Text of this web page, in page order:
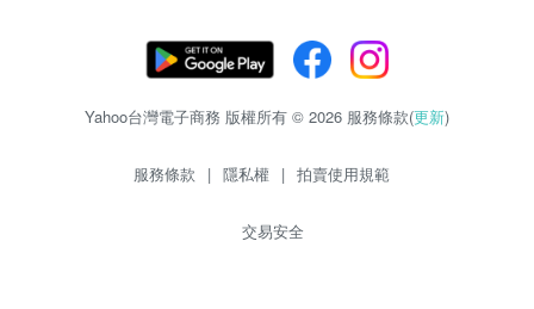
Yahoo台灣電子商務 版權所有 © 2026 服務條款(更新)
服務條款 | 隱私權 | 拍賣使用規範
交易安全